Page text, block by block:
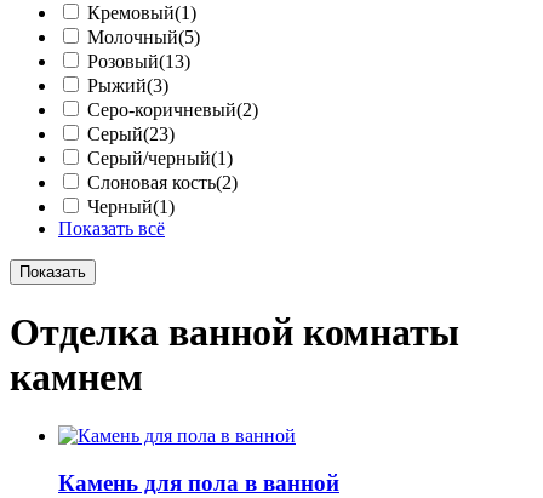
Кремовый(1)
Молочный(5)
Розовый(13)
Рыжий(3)
Серо-коричневый(2)
Серый(23)
Серый/черный(1)
Слоновая кость(2)
Черный(1)
Показать всё
Показать
Отделка ванной комнаты
камнем
Камень для пола в ванной